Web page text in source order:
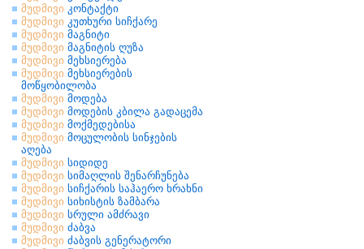
მუდმივი კონტაქტი
მუდმივი კუთხური სიჩქარე
მუდმივი მაგნიტი
მუდმივი მაგნიტის ღუზა
მუდმივი მეხსიერება
მუდმივი მეხსიერების
მოწყობილობა
მუდმივი მოდება
მუდმივი მოდების კბილა გადაცემა
მუდმივი მოქმედებისა
მუდმივი მოცულობის სინჯების
აღება
მუდმივი სიდიდე
მუდმივი სიმაღლის შენარჩუნება
მუდმივი სიჩქარის საჰაერო ხრახნი
მუდმივი სიხისტის ზამბარა
მუდმივი სრული ამძრავი
მუდმივი ძაბვა
მუდმივი ძაბვის გენერატორი